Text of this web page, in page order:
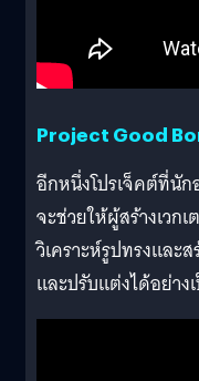
Project Good
อีกหนึ่งโปรเจ็คต์ที่นั
จะช่วยให้ผู้สร้างเว
วิเคราะห์รูปทรงและ
และปรับแต่งได้อย่าง